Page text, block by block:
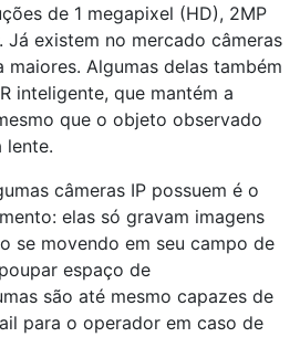
de 1 megapixel (HD), 2MP
Já existem no mercado câmeras
maiores. Algumas delas também
inteligente, que mantém a
que o objeto observado
lente.
câmeras IP possuem é o
elas só gravam imagens
se movendo em seu campo de
espaço de
são até mesmo capazes de
para o operador em caso de